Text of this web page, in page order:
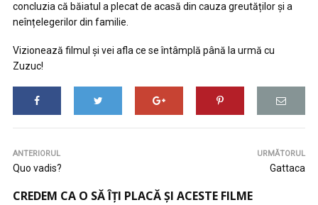
concluzia că băiatul a plecat de acasă din cauza greutăților și a
neînțelegerilor din familie.
Vizionează filmul și vei afla ce se întâmplă până la urmă cu
Zuzuc!
ANTERIORUL
Quo vadis?
URMĂTORUL
Gattaca
CREDEM CA O SĂ ÎȚI PLACĂ ȘI ACESTE FILME